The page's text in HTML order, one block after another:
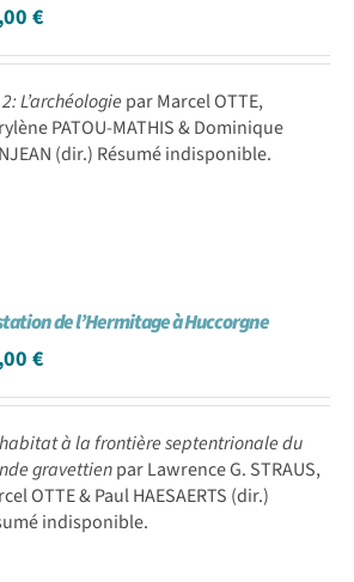
€
L’archéologie par Marcel OTTE,
PATOU-MATHIS & Dominique
(dir.) Résumé indisponible.
de l’Hermitage à Huccorgne
€
à la frontière septentrionale du
gravettienpar Lawrence G. STRAUS,
OTTE & Paul HAESAERTS (dir.)
indisponible.